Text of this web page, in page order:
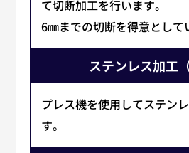
て切断加工を行います。
6㎜までの切断を得意として
ステンレス加工
プレス機を使用してステン
す。